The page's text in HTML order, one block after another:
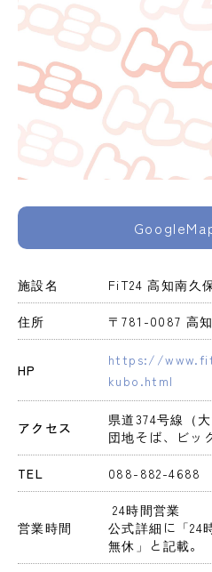
施設名 FiT24 高知南久
住所 〒781-0087 高
HP
https://
kubo.html
アクセス
県道374号線（
団地そば、ビッ
TEL 088-882-4688
営業時間
24時間営業
公式詳細に「24
無休」と記載。